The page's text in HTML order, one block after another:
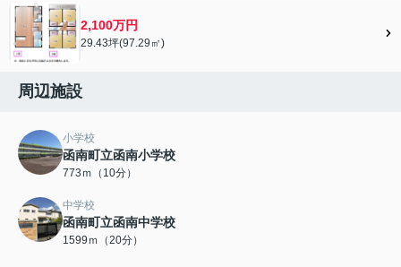
2,100万円
29.43坪(97.29㎡)
周辺施設
小学校
函南町立函南小学校
773ｍ（10分）
中学校
函南町立函南中学校
1599ｍ（20分）